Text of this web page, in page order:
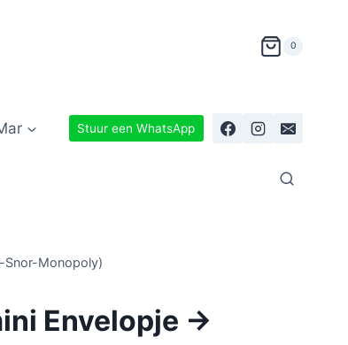
0
Stuur een WhatsApp
Snor-Monopoly)
Envelopje ->